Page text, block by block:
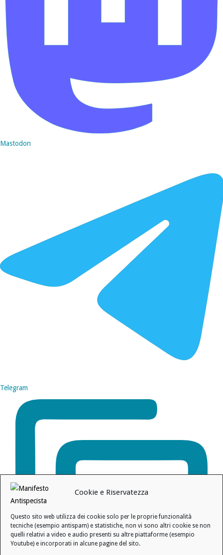
Cookie e Riservatezza
Questo sito web utilizza dei cookie solo per le proprie funzionalità
tecniche (esempio antispam) e statistiche, non vi sono altri cookie se non
quelli relativi a video e audio presenti su altre piattaforme (esempio
Youtube) e incorporati in alcune pagine del sito.
Mastodon
Telegram